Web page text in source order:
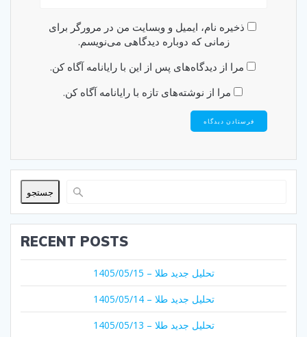
ذخیره نام، ایمیل و وبسایت من در مرورگر برای
زمانی که دوباره دیدگاهی می‌نویسم.
مرا از دیدگاه‌های پس از این با رایانامه آگاه کن.
مرا از نوشته‌های تازه با رایانامه آگاه کن.
جستجو
RECENT POSTS
تحلیل جدید طلا – 1405/05/15
تحلیل جدید طلا – 1405/05/14
تحلیل جدید طلا – 1405/05/13